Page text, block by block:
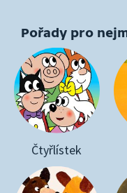
Pořady pro
Čtyřlístek